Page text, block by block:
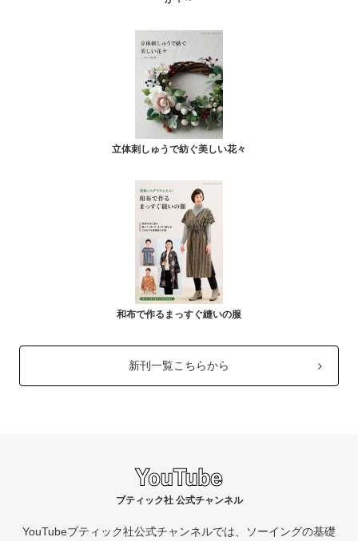
立体刺しゅうで紡ぐ美しい花々
和布で作るまっすぐ縫いの服
新刊一覧こちらから
ブティック社 公式チャンネル
YouTubeブティック社公式チャンネルでは、ソーイングの基礎